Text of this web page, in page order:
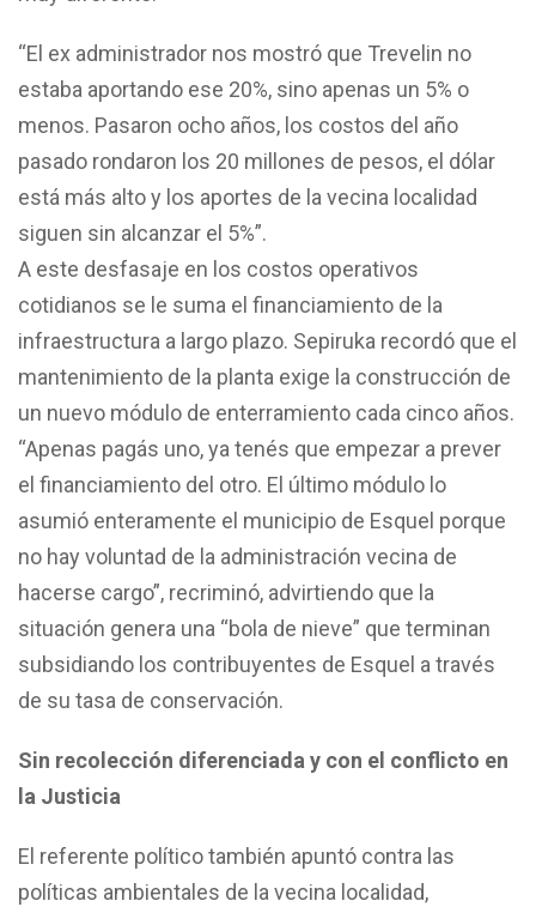
“El ex administrador nos mostró que Trevelin no
estaba aportando ese 20%, sino apenas un 5% o
menos. Pasaron ocho años, los costos del año
pasado rondaron los 20 millones de pesos, el dólar
está más alto y los aportes de la vecina localidad
siguen sin alcanzar el 5%”.
A este desfasaje en los costos operativos
cotidianos se le suma el financiamiento de la
infraestructura a largo plazo. Sepiruka recordó que el
mantenimiento de la planta exige la construcción de
un nuevo módulo de enterramiento cada cinco años.
“Apenas pagás uno, ya tenés que empezar a prever
el financiamiento del otro. El último módulo lo
asumió enteramente el municipio de Esquel porque
no hay voluntad de la administración vecina de
hacerse cargo”, recriminó, advirtiendo que la
situación genera una “bola de nieve” que terminan
subsidiando los contribuyentes de Esquel a través
de su tasa de conservación.
Sin recolección diferenciada y con el conflicto en
la Justicia
El referente político también apuntó contra las
políticas ambientales de la vecina localidad,